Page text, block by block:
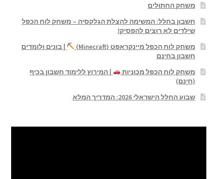
משחק החתולים
חשבון בחלל: המשימה להצלת הגלקסיה – משחק לוח הכפל
שילדים לא רוצים להפסיק!
משחק לוח הכפל מיינקראפט (Minecraft)
| בונים ולומדים
חשבון בחינם
משחק לוח הכפל מכוניות
| המירוץ ללימוד חשבון בכיף
(חינם)
שבוע החלל הישראלי 2026: המדריך המלא